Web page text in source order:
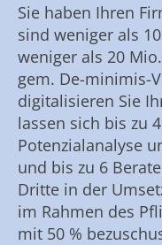
Sie haben Ihren
sind weniger als
weniger als 20
gem. De-minimis-
digitalisieren Sie
lassen sich bis zu
Potenzialanalyse
und bis zu 6
Dritte in der
im Rahmen des
mit 50 %